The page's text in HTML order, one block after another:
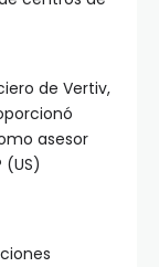
de Vertiv,
asesor
(US)